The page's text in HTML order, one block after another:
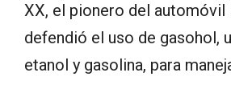
XX, el pionero del automóvil
defendió el uso de gasohol,
etanol y gasolina, para